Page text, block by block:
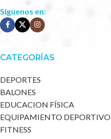
Síguenos en:
CATEGORÍAS
DEPORTES
BALONES
EDUCACION FÍSICA
EQUIPAMIENTO DEPORTIVO
FITNESS